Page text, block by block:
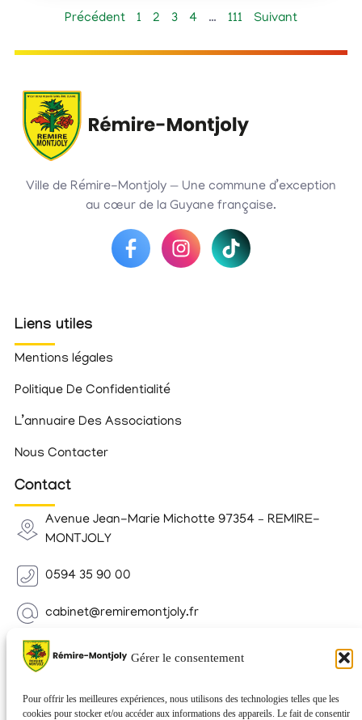
Gérer le consentement
Pour offrir les meilleures expériences, nous utilisons des technologies telles que les
cookies pour stocker et/ou accéder aux informations des appareils. Le fait de consentir
Précédent 1 2 3 4 … 111 Suivant
Ville de Rémire-Montjoly — Une commune d’exception
au cœur de la Guyane française.
Liens utiles
Mentions légales
Politique De Confidentialité
L’annuaire Des Associations
Nous Contacter
Contact
Avenue Jean-Marie Michotte 97354 – REMIRE-
MONTJOLY
0594 35 90 00
cabinet@remiremontjoly.fr
Newsletter
nouvelles de votre commune.